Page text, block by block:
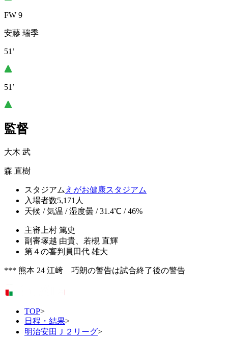
FW 9
安藤 瑞季
51’
51’
監督
大木 武
森 直樹
スタジアム えがお健康スタジアム
入場者数5,171人
天候 / 気温 / 湿度曇 / 31.4℃ / 46%
主審 上村 篤史
副審塚越 由貴、若槻 直輝
第４の審判員 田代 雄大
*** 熊本 24 江﨑 巧朗の警告は試合終了後の警告
TOP>
日程・結果>
明治安田Ｊ２リーグ>